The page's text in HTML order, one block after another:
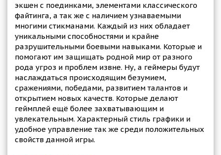
экшен с поединками, элементами классического
файтинга, а так же с наличием узнаваемыми
многими стикманами. Каждый из них обладает
уникальными способностями и крайне
разрушительными боевыми навыками. Которые и
помогают им защищать родной мир от разного
рода угроз и проблем извне. Ну, а геймеры будут
наслаждаться происходящим безумием,
сражениями, победами, развитием талантов и
открытием новых качеств. Которые делают
геймплей ещё более захватывающим и
увлекательным. Характерный стиль графики и
удобное управление так же среди положительных
свойств данной игры.